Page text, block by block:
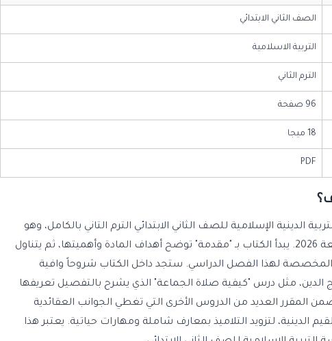
الصف الثاني الابتدائي
التربية الاسلامية
الترم الثاني
96 صفحة
18 ميجا
PDF
الدينية الإسلامية للصف الثاني الابتدائي الترم التاني بالكامل، وهو
المنهج المقرر لـ 2 ابتدائي طبعة 2026. يبدأ الكتاب بـ "مقدمة" توضح أهداف المادة وأهميتها، ثم يتناول
المخصصة لهذا الفصل الدراسي. ستجد داخل الكتاب شروحاً وافية
مثل درس "كيفية صلاة الجماعة" الذي يشرح بالتفصيل تعريفها
المقرر العديد من الدروس الأخرى التي تغطي الجوانب العقائدية
الدينية، لتزويد التلاميذ بمعارف شاملة ومهارات حياتية. يعتبر هذا